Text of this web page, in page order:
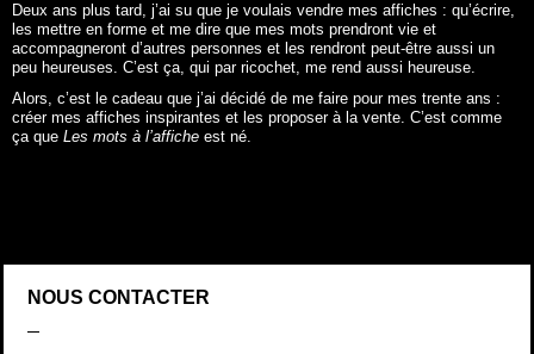
Deux ans plus tard, j’ai su que je voulais vendre mes affiches : qu’écrire,
les mettre en forme et me dire que mes mots prendront vie et
accompagneront d’autres personnes et les rendront peut-être aussi un
peu heureuses. C’est ça, qui par ricochet, me rend aussi heureuse.
Alors, c’est le cadeau que j’ai décidé de me faire pour mes trente ans :
créer mes affiches inspirantes et les proposer à la vente. C’est comme
ça que Les mots à l’affiche est né.
NOUS CONTACTER